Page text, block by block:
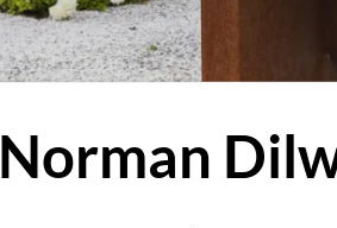
Norman